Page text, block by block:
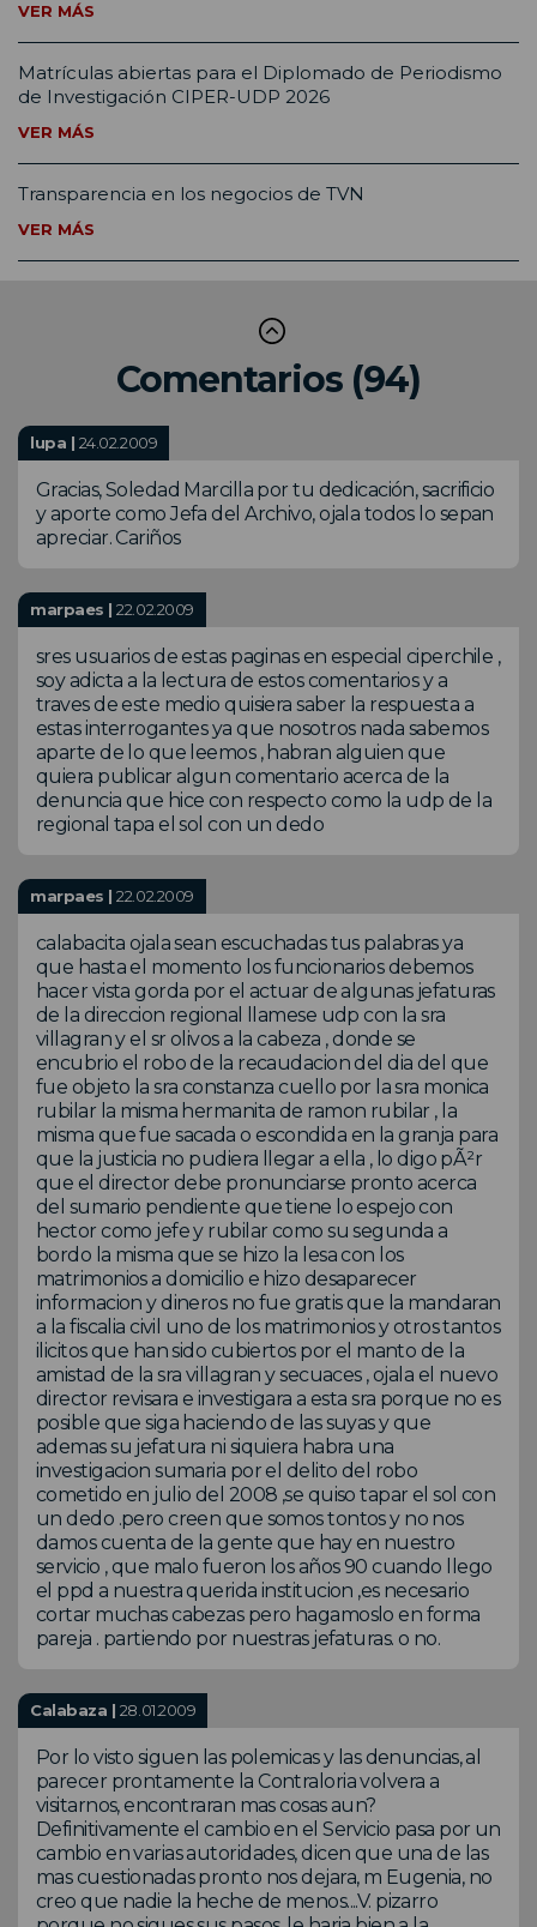
VER MÁS
Matrículas abiertas para el Diplomado de Periodismo
de Investigación CIPER-UDP 2026
VER MÁS
Transparencia en los negocios de TVN
VER MÁS
Comentarios (94)
lupa | 24.02.2009
Gracias, Soledad Marcilla por tu dedicación, sacrificio
y aporte como Jefa del Archivo, ojala todos lo sepan
apreciar. Cariños
marpaes |22.02.2009
sres usuarios de estas paginas en especial ciperchile ,
soy adicta a la lectura de estos comentarios y a
traves de este medio quisiera saber la respuesta a
estas interrogantes ya que nosotros nada sabemos
aparte de lo que leemos , habran alguien que
quiera publicar algun comentario acerca de la
denuncia que hice con respecto como la udp de la
regional tapa el sol con un dedo
marpaes |22.02.2009
calabacita ojala sean escuchadas tus palabras ya
que hasta el momento los funcionarios debemos
hacer vista gorda por el actuar de algunas jefaturas
de la direccion regional llamese udp con la sra
villagran y el sr olivos a la cabeza , donde se
encubrio el robo de la recaudacion del dia del que
fue objeto la sra constanza cuello por la sra monica
rubilar la misma hermanita de ramon rubilar , la
misma que fue sacada o escondida en la granja para
que la justicia no pudiera llegar a ella , lo digo pÃ²r
que el director debe pronunciarse pronto acerca
del sumario pendiente que tiene lo espejo con
hector como jefe y rubilar como su segunda a
bordo la misma que se hizo la lesa con los
matrimonios a domicilio e hizo desaparecer
informacion y dineros no fue gratis que la mandaran
a la fiscalia civil uno de los matrimonios y otros tantos
ilicitos que han sido cubiertos por el manto de la
amistad de la sra villagran y secuaces , ojala el nuevo
director revisara e investigara a esta sra porque no es
posible que siga haciendo de las suyas y que
ademas su jefatura ni siquiera habra una
investigacion sumaria por el delito del robo
cometido en julio del 2008 ,se quiso tapar el sol con
un dedo .pero creen que somos tontos y no nos
damos cuenta de la gente que hay en nuestro
servicio , que malo fueron los años 90 cuando llego
el ppd a nuestra querida institucion ,es necesario
cortar muchas cabezas pero hagamoslo en forma
pareja . partiendo por nuestras jefaturas. o no.
Calabaza | 28.01.2009
Por lo visto siguen las polemicas y las denuncias, al
parecer prontamente la Contraloria volvera a
visitarnos, encontraran mas cosas aun?
Definitivamente el cambio en el Servicio pasa por un
cambio en varias autoridades, dicen que una de las
mas cuestionadas pronto nos dejara, m Eugenia, no
creo que nadie la heche de menos....V. pizarro